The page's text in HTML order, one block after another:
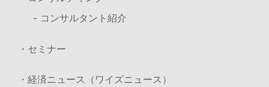
- コンサルタント紹介
・セミナー
・経済ニュース（ワイズニュース）